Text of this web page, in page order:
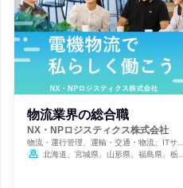
物流業界の総合職
NX・NPロジスティクス株式会社
物流・運行管理、運輸・交通・物流、ITサー
ビス 北海道、宮城県、山形県、福島県、栃木